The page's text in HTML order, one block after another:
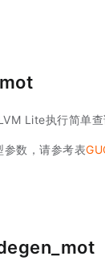
Lite执行简单
参数，请参考表